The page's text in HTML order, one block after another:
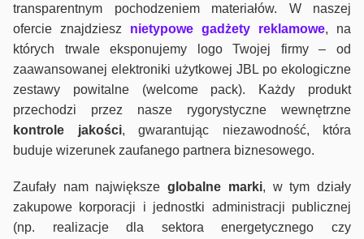
transparentnym pochodzeniem materiałów. W naszej
ofercie znajdziesz nietypowe gadżety reklamowe, na
których trwale eksponujemy logo Twojej firmy – od
zaawansowanej elektroniki użytkowej JBL po ekologiczne
zestawy powitalne (welcome pack). Każdy produkt
przechodzi przez nasze rygorystyczne wewnętrzne
kontrole jakości, gwarantując niezawodność, która
buduje wizerunek zaufanego partnera biznesowego.
Zaufały nam największeglobalne marki, w tym działy
zakupowe korporacji i jednostki administracji publicznej
(np. realizacje dla sektora energetycznego czy